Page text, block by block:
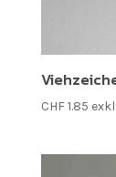
CHF1.85